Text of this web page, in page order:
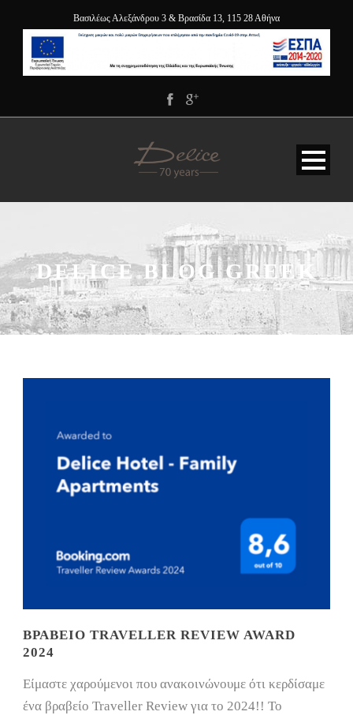
Βασιλέως Αλεξάνδρου 3 & Βρασίδα 13, 115 28 Αθήνα
DELICE BLOG GREEK
ΒΡΑΒΕΊΟ TRAVELLER REVIEW AWARD
2024
Είμαστε χαρούμενοι που ανακοινώνουμε ότι κερδίσαμε
ένα βραβείο Traveller Review για το 2024!! Το